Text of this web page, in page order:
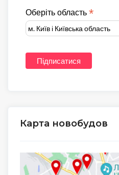
Оберіть область *
Карта новобудов